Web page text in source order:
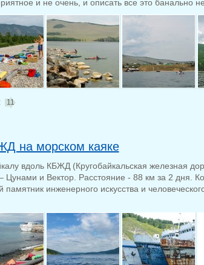
и не очень, и описать все это банально не
11
на морском каяке
вдоль КБЖД (Кругобайкальская железная
Цунами и Вектор. Расстояние - 88 км за 2 дня.
инженерного искусства и